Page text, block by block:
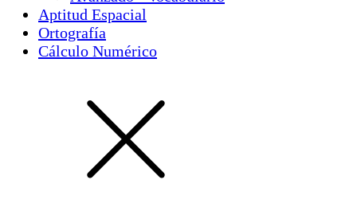
Aptitud Espacial
Ortografía
Cálculo Numérico